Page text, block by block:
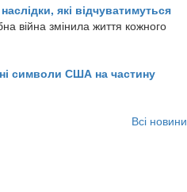
які відчуватимуться
війна змінила життя кожного
символи США на частину
Всі новини